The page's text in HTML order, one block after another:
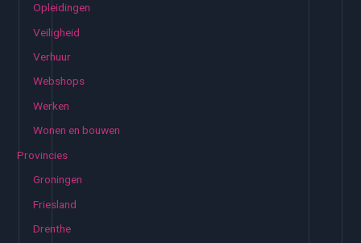
Opleidingen
Veiligheid
Verhuur
Webshops
Werken
Wonen en bouwen
Provincies
Groningen
Friesland
Drenthe